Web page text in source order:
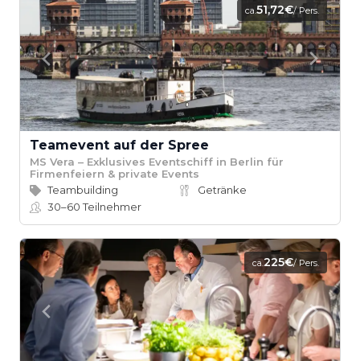
ca.51,72€/ Pers.
Teamevent auf der Spree
MS Vera – Exklusives Eventschiff in Berlin für
Firmenfeiern & private Events
Teambuilding
Getränke
30–60Teilnehmer
ca.225€/ Pers.